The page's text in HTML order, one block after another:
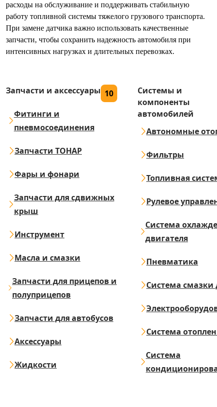
расходы на обслуживание и поддерживать стабильную
работу топливной системы тяжелого грузового транспорта.
При замене датчика важно использовать качественные
запчасти, чтобы сохранить надежность автомобиля при
интенсивных нагрузках и длительных перевозках.
Запчасти и аксессуары 10
Фитинги и
пневмосоединения
Запчасти ТОНАР
Фары и фонари
Запчасти для сдвижных
крыш
Инструмент
Масла и смазки
Запчасти для прицепов и
полуприцепов
Запчасти для автобусов
Аксессуары
Жидкости
Системы и
компоненты
автомобилей
Автономные
Фильтры
Топливная
Рулевое
Система
двигателя
Пневматика
Система смазки
Система
Система